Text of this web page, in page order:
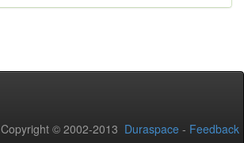
Copyright © 2002-2013 Duraspace - Feedback